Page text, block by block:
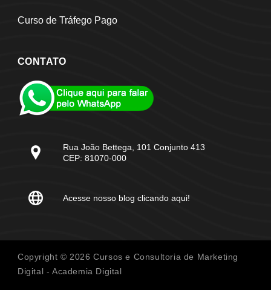
Curso de Tráfego Pago
CONTATO
Rua João Bettega, 101 Conjunto 413
CEP: 81070-000
Acesse nosso blog clicando aqui!
Copyright © 2026 Cursos e Consultoria de Marketing
Digital - Academia Digital